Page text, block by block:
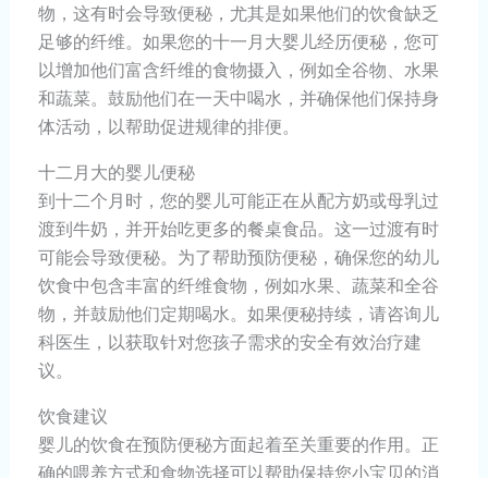
物，这有时会导致便秘，尤其是如果他们的饮食缺乏
足够的纤维。如果您的十一月大婴儿经历便秘，您可
以增加他们富含纤维的食物摄入，例如全谷物、水果
和蔬菜。鼓励他们在一天中喝水，并确保他们保持身
体活动，以帮助促进规律的排便。
十二月大的婴儿便秘
到十二个月时，您的婴儿可能正在从配方奶或母乳过
渡到牛奶，并开始吃更多的餐桌食品。这一过渡有时
可能会导致便秘。为了帮助预防便秘，确保您的幼儿
饮食中包含丰富的纤维食物，例如水果、蔬菜和全谷
物，并鼓励他们定期喝水。如果便秘持续，请咨询儿
科医生，以获取针对您孩子需求的安全有效治疗建
议。
饮食建议
婴儿的饮食在预防便秘方面起着至关重要的作用。正
确的喂养方式和食物选择可以帮助保持您小宝贝的消